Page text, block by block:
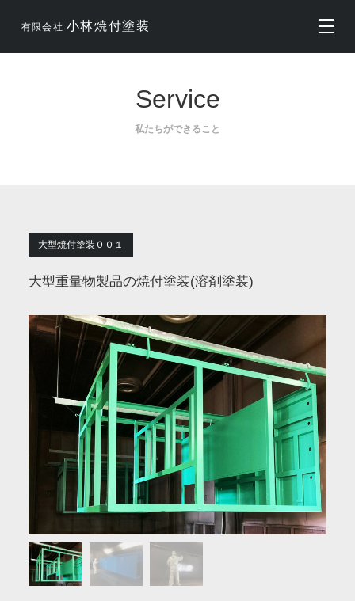
有限会社 小林焼付塗装
Service
私たちができること
大型焼付塗装００１
大型重量物製品の焼付塗装(溶剤塗装)